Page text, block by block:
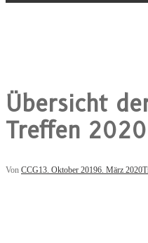
Übersicht
Treffen 2020
Von CCG13. Oktober 20196. März 2020